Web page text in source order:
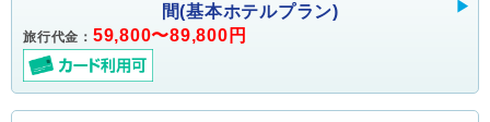
間(基本ホテルプラン)
旅行代金： 59,800〜89,800円